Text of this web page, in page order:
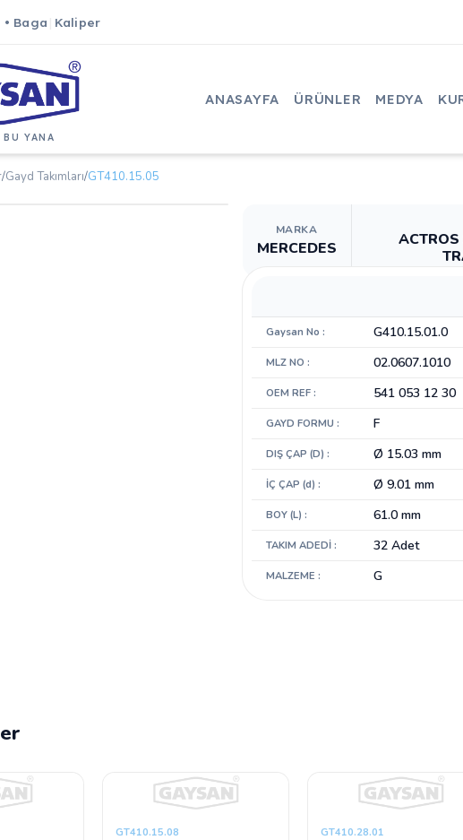
• Baga Kaliper
YANA
ANASAYFA ÜRÜNLER MEDYA
/Gayd Takımları/GT410.15.05
MARKA
MERCEDES
Gaysan No : G410.15.01.0
MLZ NO : 02.0607.1010
OEM REF : 541 053 12 30
GAYD FORMU : F
DIŞ ÇAP (D) : Ø 15.03 mm
İÇ ÇAP (d) : Ø 9.01 mm
BOY (L) : 61.0 mm
TAKIM ADEDİ : 32 Adet
MALZEME : G
GT410.15.08 GT410.28.01